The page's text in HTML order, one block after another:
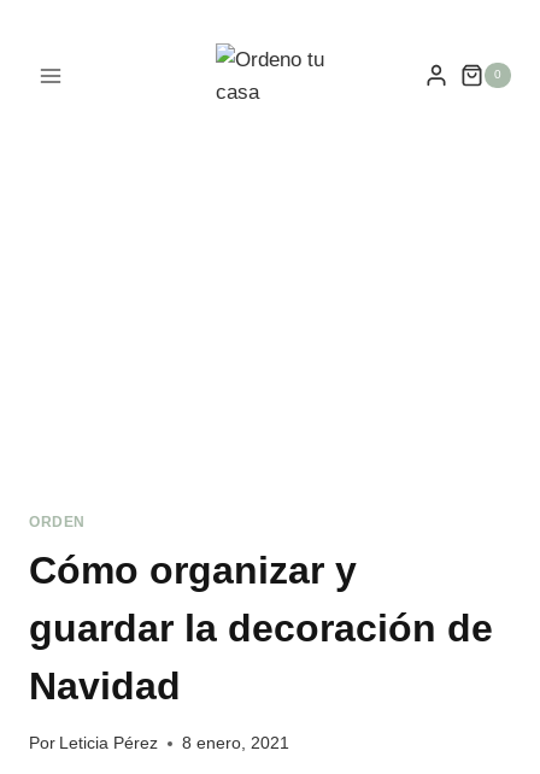
0
ORDEN
Cómo organizar y
guardar la decoración de
Navidad
Por Leticia Pérez 8 enero, 2021